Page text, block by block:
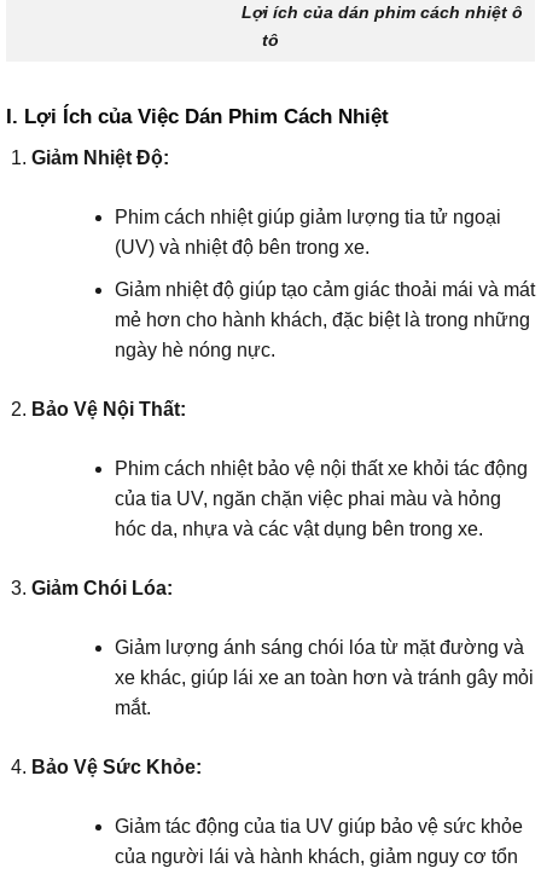
Lợi ích của dán phim cách nhiệt ô
tô
I. Lợi Ích của Việc Dán Phim Cách Nhiệt
Giảm Nhiệt Độ:
Phim cách nhiệt giúp giảm lượng tia tử ngoại
(UV) và nhiệt độ bên trong xe.
Giảm nhiệt độ giúp tạo cảm giác thoải mái và mát
mẻ hơn cho hành khách, đặc biệt là trong những
ngày hè nóng nực.
Bảo Vệ Nội Thất:
Phim cách nhiệt bảo vệ nội thất xe khỏi tác động
của tia UV, ngăn chặn việc phai màu và hỏng
hóc da, nhựa và các vật dụng bên trong xe.
Giảm Chói Lóa:
Giảm lượng ánh sáng chói lóa từ mặt đường và
xe khác, giúp lái xe an toàn hơn và tránh gây mỏi
mắt.
Bảo Vệ Sức Khỏe:
Giảm tác động của tia UV giúp bảo vệ sức khỏe
của người lái và hành khách, giảm nguy cơ tổn